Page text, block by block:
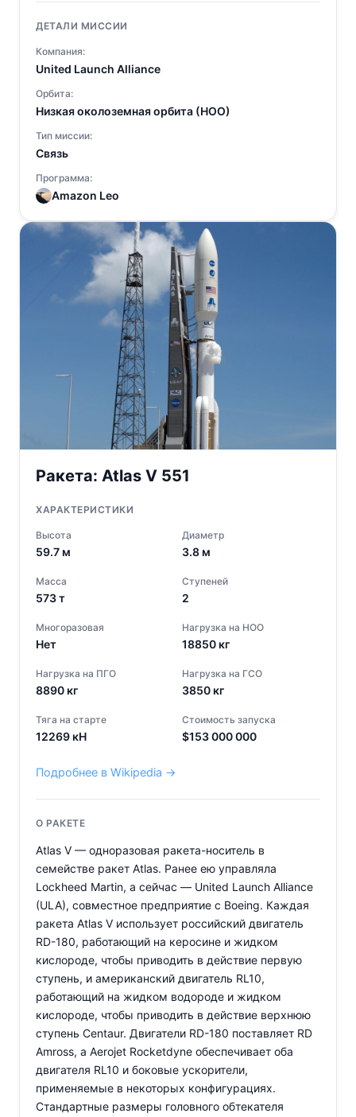
ДЕТАЛИ МИССИИ
Компания:
United Launch Alliance
Орбита:
Низкая околоземная орбита (НОО)
Тип миссии:
Связь
Программа:
Amazon Leo
Ракета: Atlas V 551
ХАРАКТЕРИСТИКИ
Высота
59.7 м
Диаметр
3.8 м
Масса
573т
Ступеней
2
Многоразовая
Нет
Нагрузка на НОО
18850 кг
Нагрузка на ПГО
8890 кг
Нагрузка на ГСО
3850 кг
Тяга на старте
12269 кН
Стоимость запуска
$153 000 000
Подробнее в Wikipedia →
О РАКЕТЕ
Atlas V — одноразовая ракета-носитель в
семействе ракет Atlas. Ранее ею управляла
Lockheed Martin, а сейчас — United Launch Alliance
(ULA), совместное предприятие с Boeing. Каждая
ракета Atlas V использует российский двигатель
RD-180, работающий на керосине и жидком
кислороде, чтобы приводить в действие первую
ступень, и американский двигатель RL10,
работающий на жидком водороде и жидком
кислороде, чтобы приводить в действие верхнюю
ступень Centaur. Двигатели RD-180 поставляет RD
Amross, а Aerojet Rocketdyne обеспечивает оба
двигателя RL10 и боковые ускорители,
применяемые в некоторых конфигурациях.
Стандартные размеры головного обтекателя